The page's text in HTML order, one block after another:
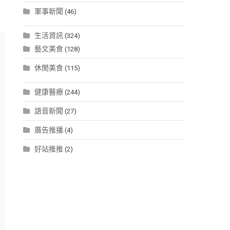
軍事新聞 (46)
生活資訊 (324)
藝文美食 (128)
休閒美食 (115)
健康醫療 (244)
語音新聞 (27)
廣告推播 (4)
好站推推 (2)